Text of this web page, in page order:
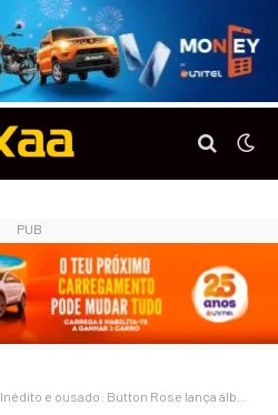
PUB
Inédito e ousado: Button Rose lança álbum em pen drive com sessão de autógrafos e show no Cine Atlântico